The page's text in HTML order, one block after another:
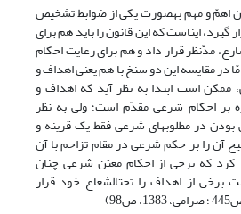
اهمّ و مهم به‏صورت یکی از ضوابط تشخیص
این‏است که این قانون را باید هم برای
مدّنظر قرار داد و هم ‏برای رعایت احکام
مقایسه این دو سنخ با هم یعنی اهداف و
است ابتدا به نظر آید که اهداف و
بر احکام شرعی مقدّم است؛ ولی ‏به نظر
در مطلوب‏های شرعی فقط یک قرینه و
آن را بر حکم شرعی در مقام تزاحم با آن
کرد که برخی از احکام معیّن شرعی چنان
برخی از اهداف را تحت‏الشعاع خود قرار